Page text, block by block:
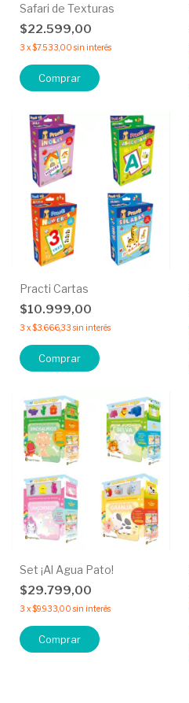
Safari de Texturas
$22.599,00
3 x$7.533,00 sin interés
Comprar
Practi Cartas
$10.999,00
3 x$3.666,33 sin interés
Comprar
Set ¡Al Agua Pato!
$29.799,00
3 x$9.933,00 sin interés
Comprar